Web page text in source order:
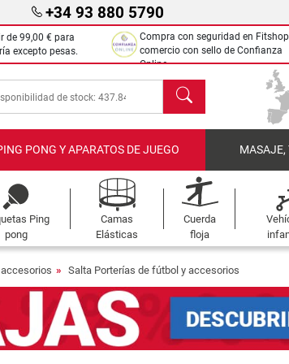
+34 93 880 5790
de 99,00 € para
excepto pesas.
Compra con seguridad en
comercio con sello de Confianza
Online.
Buscar
PONG Y APARATOS DE JUEGO MASAJE,
Ping
pong
Camas
Elásticas
Cuerda
floja
Salta Porterías de fútbol y accesorios